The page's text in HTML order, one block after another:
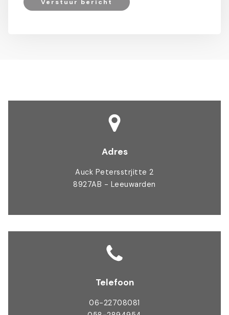
Verstuur bericht
Adres
Auck Petersstrjitte 2
8927AB - Leeuwarden
Telefoon
06-22708081